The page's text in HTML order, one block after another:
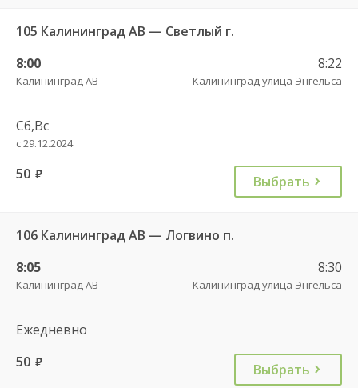
105 Калининград АВ — Светлый г.
8:00
Калининград АВ
8:22
Калининград улица Энгельса
Сб,Вс
с 29.12.2024
50 руб. Выбрать
106 Калининград АВ — Логвино п.
8:05
Калининград АВ
8:30
Калининград улица Энгельса
Ежедневно
50 руб. Выбрать